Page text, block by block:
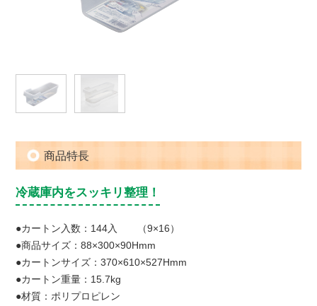
商品特長
冷蔵庫内をスッキリ整理！
●カートン入数：144入 （9×16）
●商品サイズ：88×300×90Hmm
●カートンサイズ：370×610×527Hmm
●カートン重量：15.7kg
●材質：ポリプロピレン